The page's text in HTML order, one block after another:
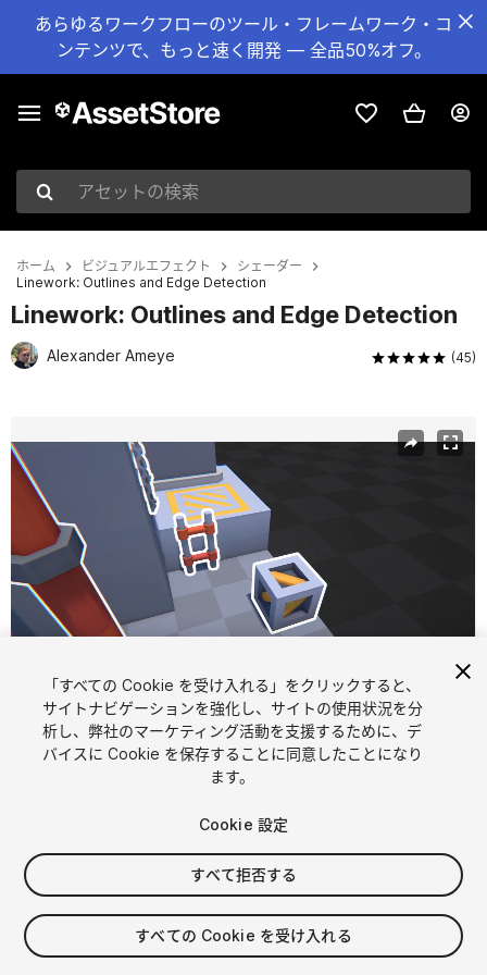
あらゆるワークフローのツール・フレームワーク・コ
ンテンツで、もっと速く開発 — 全品50%オフ。
アセットの検索
ホーム ビジュアルエフェクト
シェーダー
Linework: Outlines and Edge Detection
Linework: Outlines and Edge Detection
Alexander Ameye (45)
1/ 13
$45
消費税は決済時に計算されます
「すべての Cookie を受け入れる」をクリックすると、
サイトナビゲーションを強化し、サイトの使用状況を分
析し、弊社のマーケティング活動を支援するために、デ
バイスに Cookie を保存することに同意したことになり
ます。
Cookie 設定
すべて拒否する
すべての Cookie を受け入れる